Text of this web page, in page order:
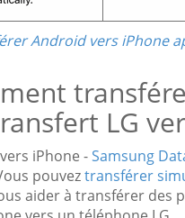
Android vers iPhone
LG
iPhone -Samsung
pouveztransférer
aider à transférer des